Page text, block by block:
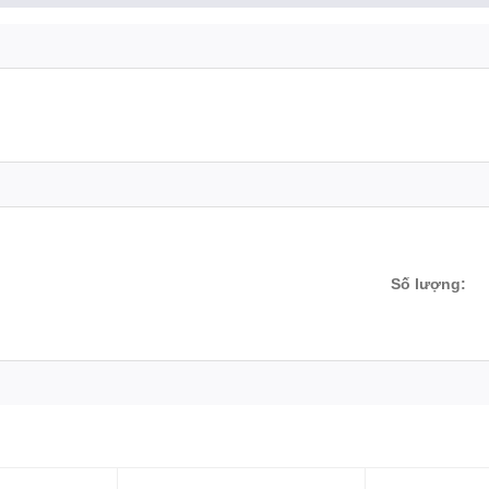
xuất thợ chuyên nghiệp, lành nghề.
Số lượng: